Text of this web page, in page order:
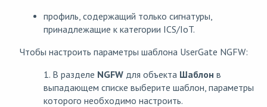
профиль, содержащий только сигнатуры,
принадлежащие к категории ICS/IoT.
Чтобы настроить параметры шаблона UserGate NGFW:
1. В разделе NGFW для объекта Шаблон в
выпадающем списке выберите шаблон, параметры
которого необходимо настроить.